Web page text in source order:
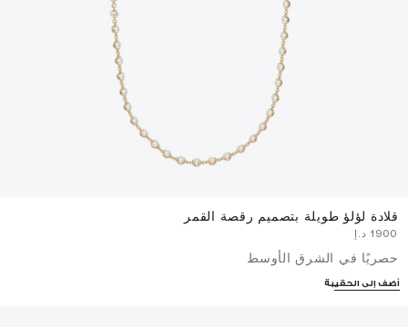
قلادة لؤلؤ طويلة بتصميم رقصة القمر
حصريًا في الشرق الأوسط
أضف إلى الحقيبة